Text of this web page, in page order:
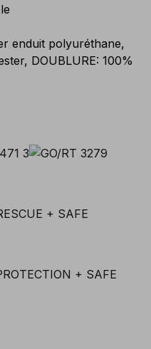
enduit polyuréthane,
DOUBLURE: 100%